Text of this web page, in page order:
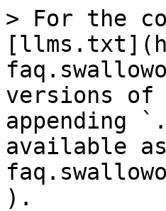
> For the
versions of
appending
available
).